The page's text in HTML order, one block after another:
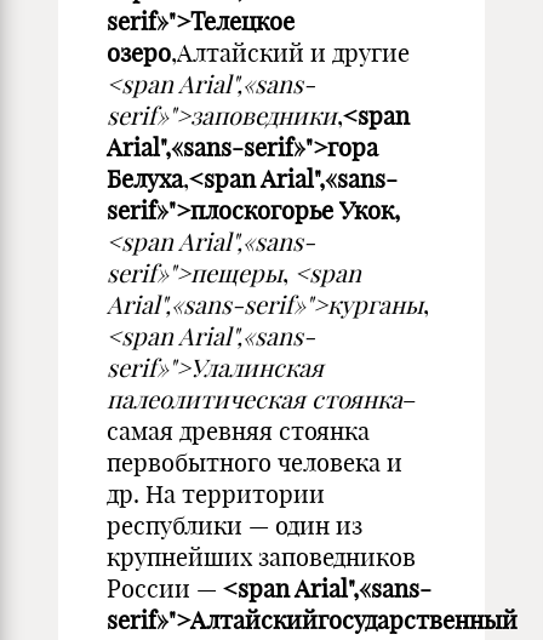
serif»">Телецкое
озеро,Алтайский и другие
<span Arial",«sans-
serif»">заповедники,<span
Arial",«sans-serif»">гора
Белуха,<span Arial",«sans-
serif»">плоскогорье Укок,
<span Arial",«sans-
serif»">пещеры, <span
Arial",«sans-serif»">курганы,
<span Arial",«sans-
serif»">Улалинская
палеолитическая стоянка–
самая древняя стоянка
первобытного человека и
др. На территории
республики — один из
крупнейших заповедников
России — <span Arial",«sans-
serif»">Алтайскийгосударственный